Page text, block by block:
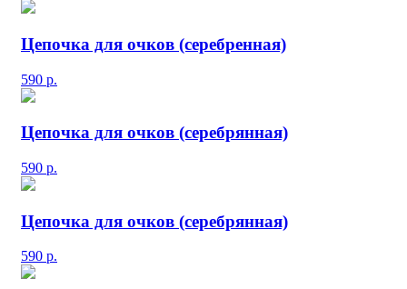
Цепочка для очков (серебренная)
590 р.
Цепочка для очков (серебрянная)
590 р.
Цепочка для очков (серебрянная)
590 р.